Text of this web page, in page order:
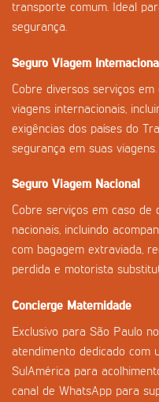
transporte comum. Ideal
segurança.
Seguro Viagem Internacional
Cobre diversos serviços
viagens internacionais,
exigências dos países do
segurança em suas viagens.
Seguro Viagem Nacional
Cobre serviços em caso de
nacionais, incluindo
com bagagem extraviada,
perdida e motorista
Concierge Maternidade
Exclusivo para São Paulo
atendimento dedicado com
SulAmérica para
canal de WhatsApp para